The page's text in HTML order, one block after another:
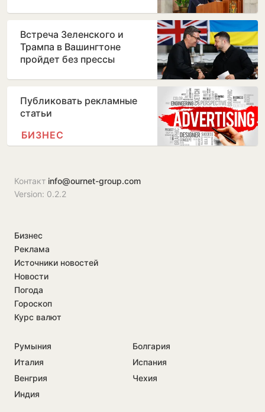
Встреча Зеленского и
Трампа в Вашингтоне
пройдет без прессы
Публиковать рекламные
статьи
БИЗНЕС
Контакт info@ournet-group.com
Version: 0.2.2
Бизнес
Реклама
Источники новостей
Новости
Погода
Гороскоп
Курс валют
Румыния
Болгария
Италия
Испания
Венгрия
Чехия
Индия